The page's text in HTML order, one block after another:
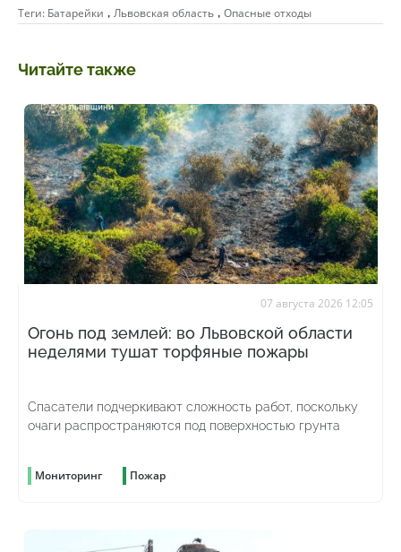
Теги: Батарейки , Львовская область , Опасные отходы
Читайте также
07 августа 2026 12:05
Огонь под землей: во Львовской области
неделями тушат торфяные пожары
Спасатели подчеркивают сложность работ, поскольку
очаги распространяются под поверхностью грунта
Мониторинг Пожар